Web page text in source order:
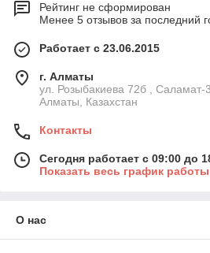
Рейтинг не сформирован
Менее 5 отзывов за последний
Работает с 23.06.2015
г. Алматы
ул. Розыбакиева 72б ,
Алматы, Казахстан
Контакты
Сегодня работает с 09:00 до
Показать весь график работы
О нас